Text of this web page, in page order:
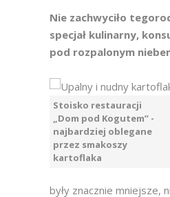
Nie zachwyciło
specjał kulinarny,
pod rozpalonym
Stoisko restauracji
„Dom pod Kogutem” -
najbardziej oblegane
przez smakoszy
kartoflaka
były znacznie mniejsze,